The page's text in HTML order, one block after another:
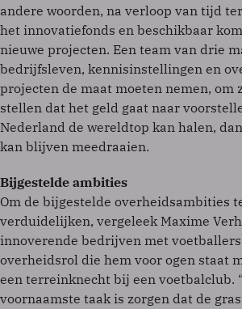
andere woorden, na verloop van tijd
het innovatiefonds en beschikbaar
nieuwe projecten. Een team van drie
bedrijfsleven, kennisinstellingen en
projecten de maat moeten nemen, om
stellen dat het geld gaat naar
Nederland de wereldtop kan halen,
kan blijven meedraaien.
Bijgestelde ambities
Om de bijgestelde overheidsambities
verduidelijken, vergeleek Maxime
innoverende bedrijven met
overheidsrol die hem voor ogen staat
een terreinknecht bij een voetbalclub.
voornaamste taak is zorgen dat de